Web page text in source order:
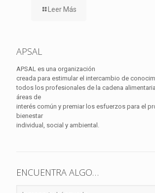
Leer Más
APSAL
APSAL es una organización
creada para estimular el intercambio de
todos los profesionales de la cadena
áreas de
interés común y premiar los esfuerzos para el
bienestar
individual, social y ambiental.
ENCUENTRA ALGO…